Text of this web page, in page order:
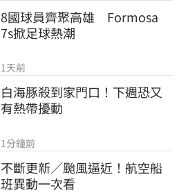
8國球員齊聚高雄　Formosa
7s掀足球熱潮
1天前
白海豚殺到家門口！下週恐又
有熱帶擾動
1分鐘前
不斷更新／颱風逼近！航空船
班異動一次看